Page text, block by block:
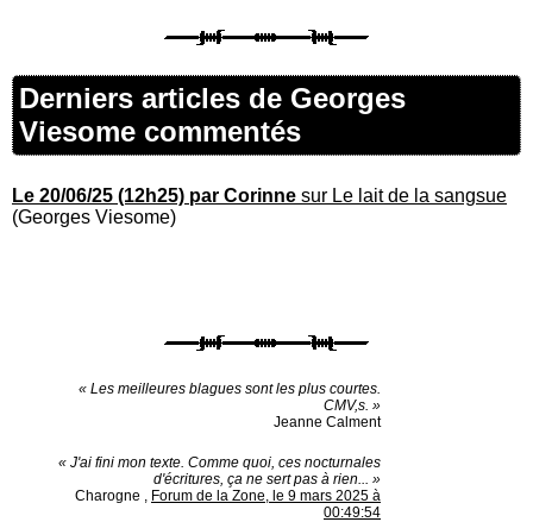
Derniers articles de Georges
Viesome commentés
Le 20/06/25 (12h25) par Corinne sur Le lait de la sangsue
(Georges Viesome)
« Les meilleures blagues sont les plus courtes.
CMV,s. »
Jeanne Calment
« J'ai fini mon texte. Comme quoi, ces nocturnales
d'écritures, ça ne sert pas à rien... »
Charogne , Forum de la Zone, le 9 mars 2025 à
00:49:54